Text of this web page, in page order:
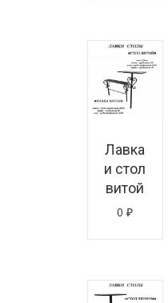
Лавка
и стол
витой
0₽
Узнать цену